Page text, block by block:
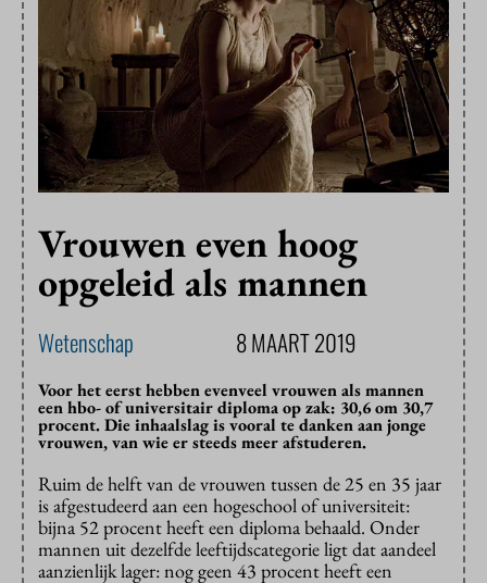
Vrouwen even hoog
opgeleid als mannen
Wetenschap 8 MAART 2019
Voor het eerst hebben evenveel vrouwen als mannen
een hbo- of universitair diploma op zak: 30,6 om 30,7
procent. Die inhaalslag is vooral te danken aan jonge
vrouwen, van wie er steeds meer afstuderen.
Ruim de helft van de vrouwen tussen de 25 en 35 jaar
is afgestudeerd aan een hogeschool of universiteit:
bijna 52 procent heeft een diploma behaald. Onder
mannen uit dezelfde leeftijdscategorie ligt dat aandeel
aanzienlijk lager: nog geen 43 procent heeft een